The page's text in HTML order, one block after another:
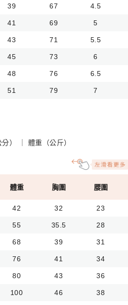
39 67 4.5
41 69 5
43 71 5.5
45 73 6
48 76 6.5
51 79 7
） ｜ 體重（公斤）
體重 胸圍 腰圍
42 32 23
55 35.5 28
68 39 31
76 41 34
80 43 36
100 46 38